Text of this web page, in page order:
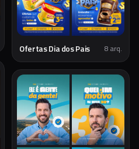
Ofertas Dia dos Pais 8 arq.